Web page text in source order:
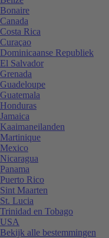
Bonaire
Canada
Costa Rica
Curaçao
Dominicaanse Republiek
El Salvador
Grenada
Guadeloupe
Guatemala
Honduras
Jamaica
Kaaimaneilanden
Martinique
Mexico
Nicaragua
Panama
Puerto Rico
Sint Maarten
St. Lucia
Trinidad en Tobago
USA
Bekijk alle bestemmingen